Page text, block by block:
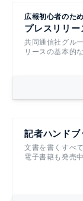
広報初心者のた
プレスリリ
共同通信社グル
リースの基本的
記者ハンドブ
文書を書くすべ
電子書籍も発売中